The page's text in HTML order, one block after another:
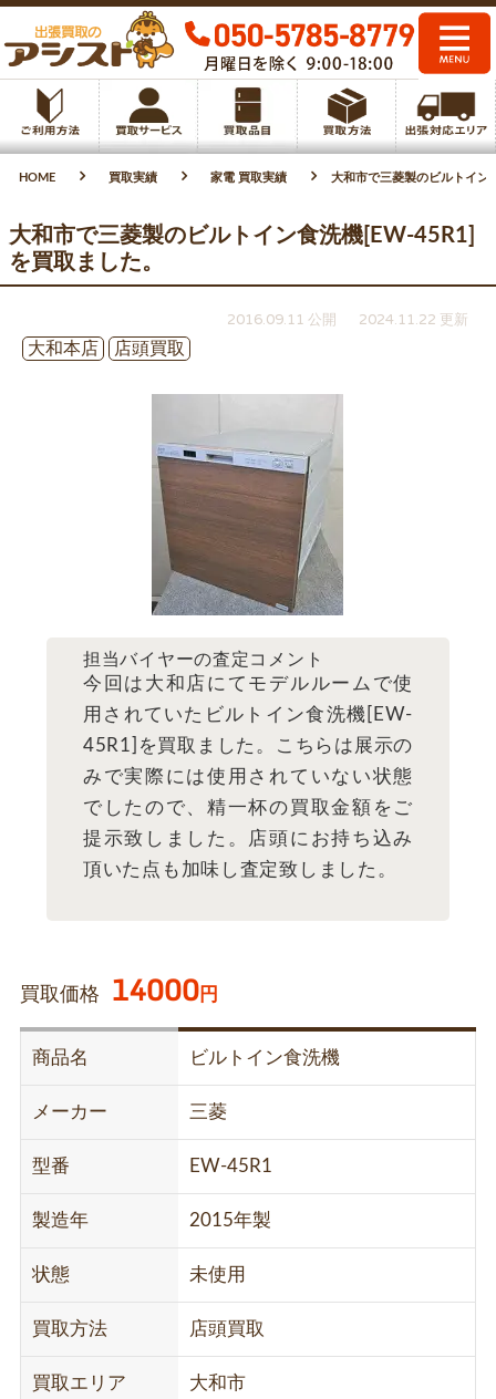
HOME 買取実績 家電 買取実績 大和市で三菱製のビルトイン
大和市で三菱製のビルトイン食洗機[EW-45R1]
を買取ました。
2016.09.11 公開
2024.11.22 更新
大和本店
店頭買取
担当バイヤーの査定コメント
今回は大和店にてモデルルームで使
用されていたビルトイン食洗機[EW-
45R1]を買取ました。こちらは展示の
みで実際には使用されていない状態
でしたので、精一杯の買取金額をご
提示致しました。店頭にお持ち込み
頂いた点も加味し査定致しました。
買取価格 14000円
商品名 ビルトイン食洗機
メーカー 三菱
型番 EW-45R1
製造年 2015年製
状態 未使用
買取方法 店頭買取
買取エリア 大和市